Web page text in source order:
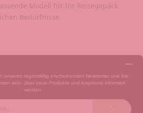
Modell für Ihr Reisegepäck
Bedürfnisse.
unseren regelmäßig erscheinenden Newsletter und Sie
sein, über neue Produkte und Angebote informiert
werden.